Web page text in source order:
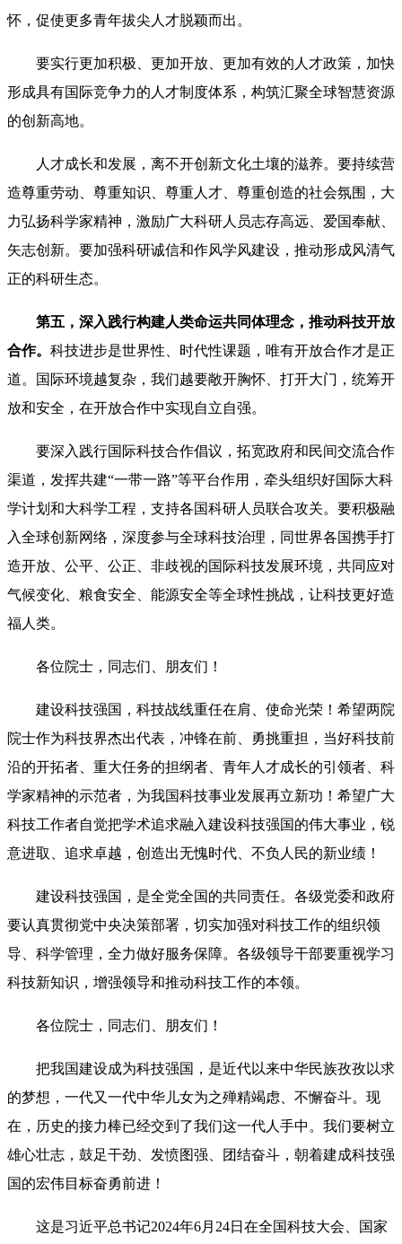
怀，促使更多青年拔尖人才脱颖而出。
要实行更加积极、更加开放、更加有效的人才政策，加快
形成具有国际竞争力的人才制度体系，构筑汇聚全球智慧资源
的创新高地。
人才成长和发展，离不开创新文化土壤的滋养。要持续营
造尊重劳动、尊重知识、尊重人才、尊重创造的社会氛围，大
力弘扬科学家精神，激励广大科研人员志存高远、爱国奉献、
矢志创新。要加强科研诚信和作风学风建设，推动形成风清气
正的科研生态。
第五，深入践行构建人类命运共同体理念，推动科技开放
合作。 科技进步是世界性、时代性课题，唯有开放合作才是正
道。国际环境越复杂，我们越要敞开胸怀、打开大门，统筹开
放和安全，在开放合作中实现自立自强。
要深入践行国际科技合作倡议，拓宽政府和民间交流合作
渠道，发挥共建“一带一路”等平台作用，牵头组织好国际大科
学计划和大科学工程，支持各国科研人员联合攻关。要积极融
入全球创新网络，深度参与全球科技治理，同世界各国携手打
造开放、公平、公正、非歧视的国际科技发展环境，共同应对
气候变化、粮食安全、能源安全等全球性挑战，让科技更好造
福人类。
各位院士，同志们、朋友们！
建设科技强国，科技战线重任在肩、使命光荣！希望两院
院士作为科技界杰出代表，冲锋在前、勇挑重担，当好科技前
沿的开拓者、重大任务的担纲者、青年人才成长的引领者、科
学家精神的示范者，为我国科技事业发展再立新功！希望广大
科技工作者自觉把学术追求融入建设科技强国的伟大事业，锐
意进取、追求卓越，创造出无愧时代、不负人民的新业绩！
建设科技强国，是全党全国的共同责任。各级党委和政府
要认真贯彻党中央决策部署，切实加强对科技工作的组织领
导、科学管理，全力做好服务保障。各级领导干部要重视学习
科技新知识，增强领导和推动科技工作的本领。
各位院士，同志们、朋友们！
把我国建设成为科技强国，是近代以来中华民族孜孜以求
的梦想，一代又一代中华儿女为之殚精竭虑、不懈奋斗。现
在，历史的接力棒已经交到了我们这一代人手中。我们要树立
雄心壮志，鼓足干劲、发愤图强、团结奋斗，朝着建成科技强
国的宏伟目标奋勇前进！
这是习近平总书记2024年6月24日在全国科技大会、国家